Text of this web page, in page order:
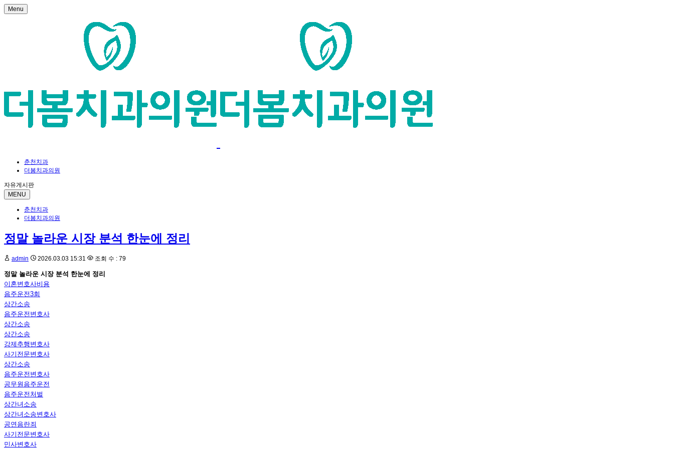
Menu
춘천치과
더봄치과의원
자유게시판
MENU
춘천치과
더봄치과의원
정말 놀라운 시장 분석 한눈에 정리
admin 2026.03.03 15:31 조회 수 : 79
정말 놀라운 시장 분석 한눈에 정리
이혼변호사비용
음주운전3회
상간소송
음주운전변호사
상간소송
상간소송
강제추행변호사
사기전문변호사
상간소송
음주운전변호사
공무원음주운전
음주운전처벌
상간녀소송
상간녀소송변호사
공연음란죄
사기전문변호사
민사변호사